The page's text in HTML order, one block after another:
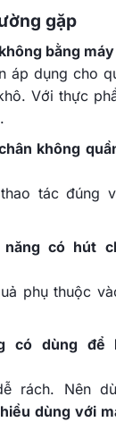
gặp
bằng
áp dụng cho
Với thực
không
tác đúng
có hút
phụ thuộc
có dùng để
rách. Nên
dùng với